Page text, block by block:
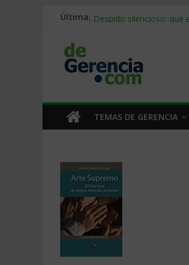
Última: Stablecoins para
Trabajo forzoso en la
Mercado hispano de EE.
TEMAS DE GERENCIA